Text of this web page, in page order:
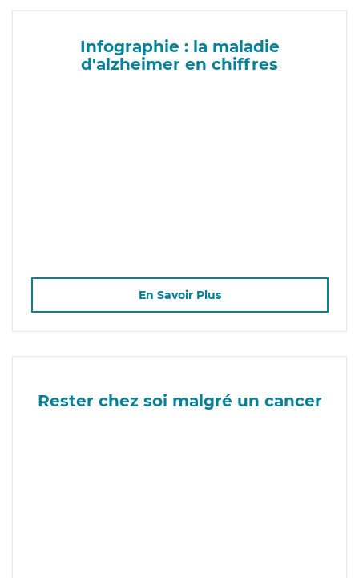
Infographie : la maladie
d'alzheimer en chiffres
En Savoir Plus
Rester chez soi malgré un cancer